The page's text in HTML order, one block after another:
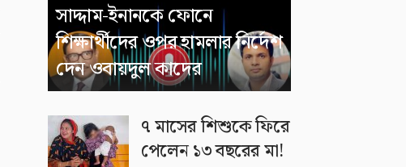
সাদ্দাম-ইনানকে ফোনে
শিক্ষার্থীদের ওপর হামলার নির্দেশ
দেন ওবায়দুল কাদের
৭ মাসের শিশুকে ফিরে
পেলেন ১৩ বছরের মা!